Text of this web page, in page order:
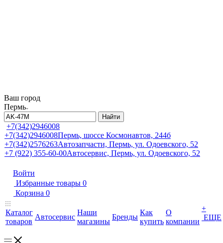
Ваш город
Пермь
Найти
+7(342)2946008
+7(342)2946008Пермь, шоссе Космонавтов, 244б
+7(342)2576263Автозапчасти, Пермь, ул. Одоевского, 52
+7 (922) 355-60-00Автосервис, Пермь, ул. Одоевского, 52
Войти
Избранные товары 0
Корзина 0
Каталог
товаров
Автосервис
Наши
магазины
Бренды
Как
купить
О
компании
+
ЕЩЕ